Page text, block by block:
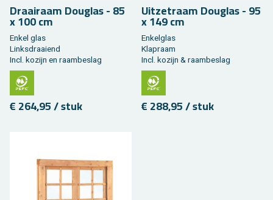
Draai­raam Dou­g­las - 85
x 100 cm
Enkel glas
Links­draai­end
Incl. ko­zijn en raam­be­slag
€ 264,95 / stuk
Uit­zet­raam Dou­g­las - 95
x 149 cm
En­kel­glas
Klap­raam
Incl. ko­zijn & raam­be­slag
€ 288,95 / stuk